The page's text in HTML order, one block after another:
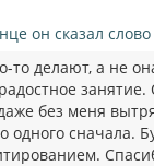
он сказал
делают, а не
без меня
одного сначала.